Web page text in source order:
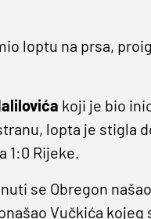
loptu na prsa,
koji je bio
lopta je stigla
1:0 Rijeke.
se Obregon
Vučkića kojeg